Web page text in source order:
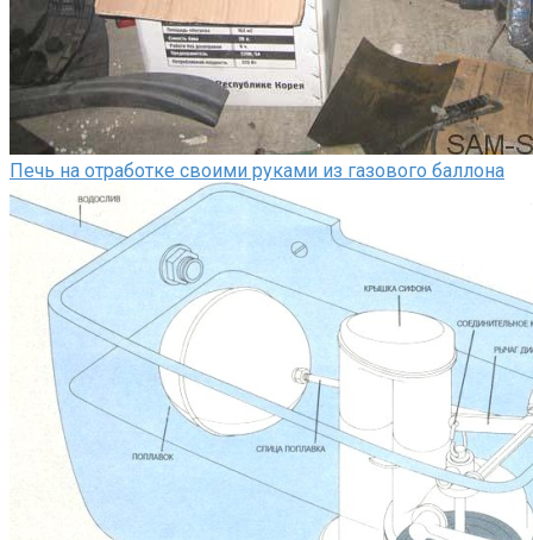
Печь на отработке своими руками из газового баллона